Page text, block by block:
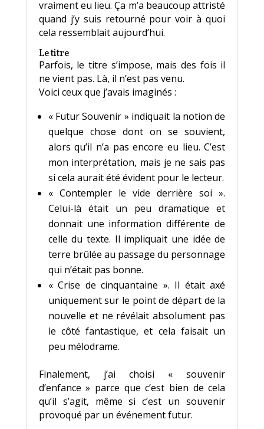
vraiment eu lieu. Ça m’a beaucoup attristé
quand j’y suis retourné pour voir à quoi
cela ressemblait aujourd’hui.
Le titre
Parfois, le titre s’impose, mais des fois il
ne vient pas. Là, il n’est pas venu.
Voici ceux que j’avais imaginés :
« Futur Souvenir » indiquait la notion de
quelque chose dont on se souvient,
alors qu’il n’a pas encore eu lieu. C’est
mon interprétation, mais je ne sais pas
si cela aurait été évident pour le lecteur.
« Contempler le vide derrière soi ».
Celui-là était un peu dramatique et
donnait une information différente de
celle du texte. Il impliquait une idée de
terre brûlée au passage du personnage
qui n’était pas bonne.
« Crise de cinquantaine ». Il était axé
uniquement sur le point de départ de la
nouvelle et ne révélait absolument pas
le côté fantastique, et cela faisait un
peu mélodrame.
Finalement, j’ai choisi « souvenir
d’enfance » parce que c’est bien de cela
qu’il s’agit, même si c’est un souvenir
provoqué par un événement futur.